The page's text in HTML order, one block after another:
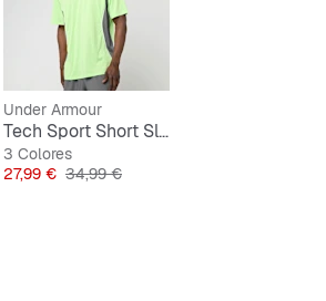
Under Armour
Tech Sport Short Sleeve
3 Colores
Precio
27,99 € Precio original
34,99 €